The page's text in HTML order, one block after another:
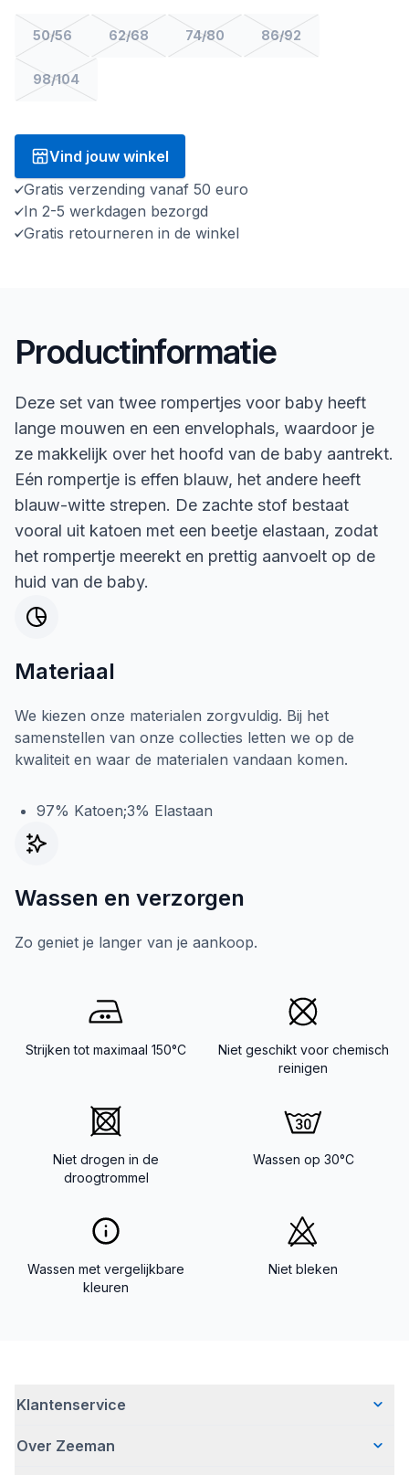
50/56 62/68 74/80 86/92
98/104
Vind jouw winkel
Gratis verzending vanaf 50 euro
In 2-5 werkdagen bezorgd
Gratis retourneren in de winkel
Productinformatie
Deze set van twee rompertjes voor baby heeft
lange mouwen en een envelophals, waardoor je
ze makkelijk over het hoofd van de baby aantrekt.
Eén rompertje is effen blauw, het andere heeft
blauw-witte strepen. De zachte stof bestaat
vooral uit katoen met een beetje elastaan, zodat
het rompertje meerekt en prettig aanvoelt op de
huid van de baby.
Materiaal
We kiezen onze materialen zorgvuldig. Bij het
samenstellen van onze collecties letten we op de
kwaliteit en waar de materialen vandaan komen.
97% Katoen;3% Elastaan
Wassen en verzorgen
Zo geniet je langer van je aankoop.
Strijken tot maximaal 150°C
Niet geschikt voor chemisch
reinigen
Niet drogen in de
droogtrommel
Wassen op 30°C
Wassen met vergelijkbare
kleuren
Niet bleken
Klantenservice
Veelgestelde vragen
Over Zeeman